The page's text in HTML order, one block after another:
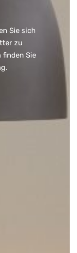
Sie sich
zu
Sie
.